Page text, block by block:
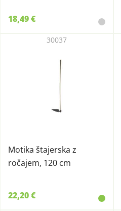
18,49 €
Motika štajerska z
ročajem, 120 cm
30037
22,20 €